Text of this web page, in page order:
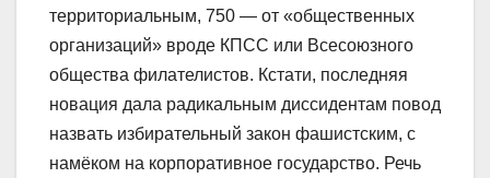
территориальным, 750 — от «общественных
организаций» вроде КПСС или Всесоюзного
общества филателистов. Кстати, последняя
новация дала радикальным диссидентам повод
назвать избирательный закон фашистским, с
намёком на корпоративное государство. Речь